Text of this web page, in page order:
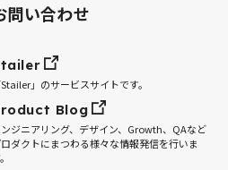
問い合わせ
Stailer」のサービスサイトです。
Blog
ジニアリング、デザイン、Growth、QAなど
ダクトにまつわる様々な情報発信を行いま